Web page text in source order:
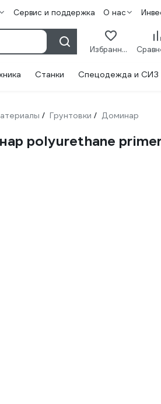
Сервис и поддержка О нас
Избранное
Станки Спецодежда и СИЗ
/ Грунтовки / Доминар
polyurethane primer